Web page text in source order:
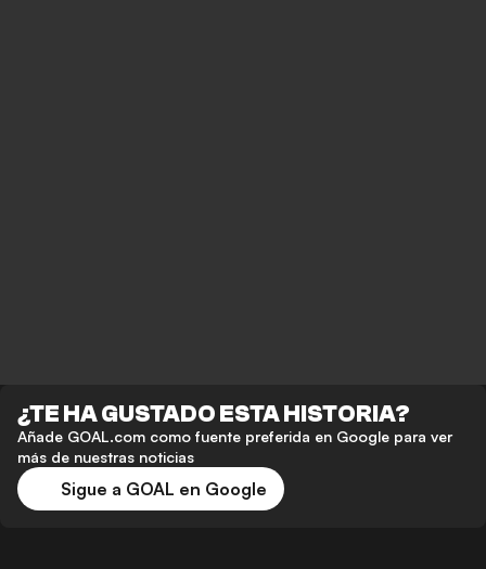
¿TE HA GUSTADO ESTA HISTORIA?
Añade GOAL.com como fuente preferida en Google para ver
más de nuestras noticias
Sigue a GOAL en Google